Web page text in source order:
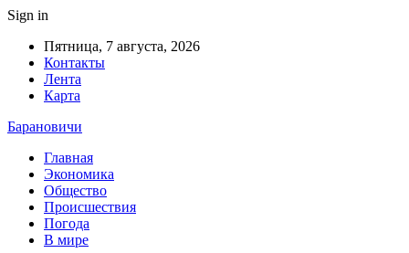
Sign in
Пятница, 7 августа, 2026
Контакты
Лента
Карта
Барановичи
Главная
Экономика
Общество
Происшествия
Погода
В мире